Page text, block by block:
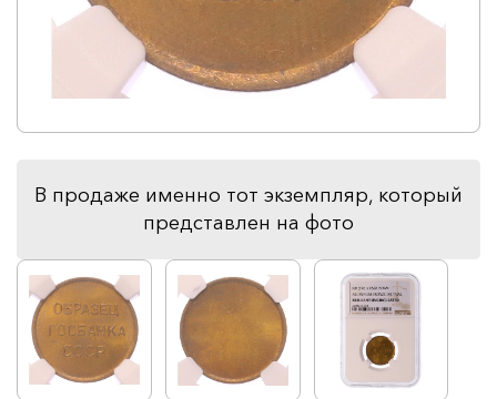
В продаже именно тот экземпляр, который
представлен на фото